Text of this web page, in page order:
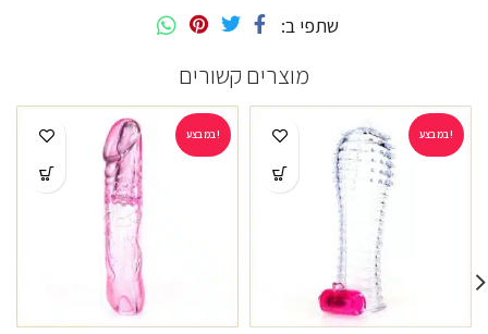
שתפי ב
מוצרים קשורים
במבצע! במבצע!